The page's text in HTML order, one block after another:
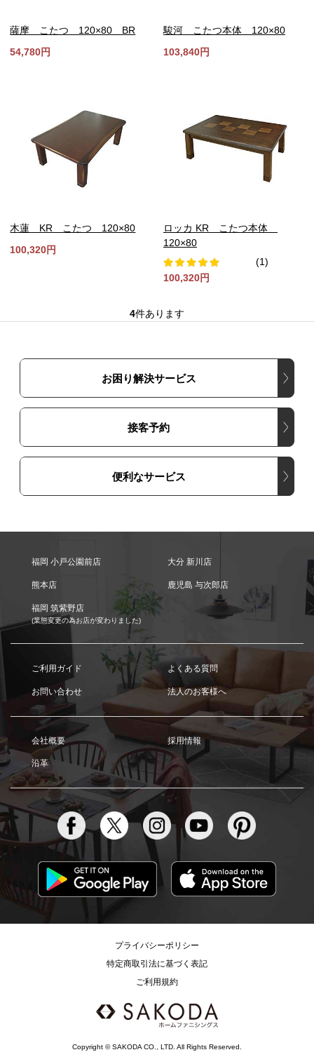
薩摩 こたつ 120×80 BR
54,780円
駿河 こたつ本体 120×80
103,840円
木蓮 KR こたつ 120×80
100,320円
ロッカ KR こたつ本体
120×80
(1)
100,320円
4件あります
お困り解決サービス
接客予約
便利なサービス
福岡 小戸公園前店 大分 新川店
熊本店 鹿児島 与次郎店
福岡 筑紫野店
(業態変更の為お店が変わりました)
ご利用ガイド よくある質問
お問い合わせ 法人のお客様へ
会社概要 採用情報
沿革
プライバシーポリシー
特定商取引法に基づく表記
ご利用規約
Copyright © SAKODA CO., LTD. All Rights Reserved.